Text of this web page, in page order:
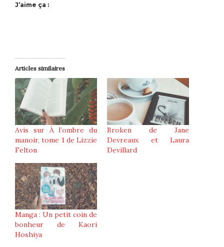
J’aime ça :
Articles similaires
Avis sur À l’ombre du
manoir, tome 1 de Lizzie
Felton
Broken de Jane
Devreaux et Laura
Devillard
Manga : Un petit coin de
bonheur de Kaori
Hoshiya